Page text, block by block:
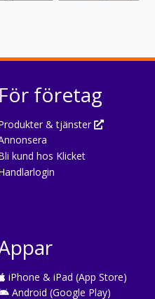
För företag
& tjänster
kund hos Klicket
iPhone & iPad (App Store)
Android (Google Play)